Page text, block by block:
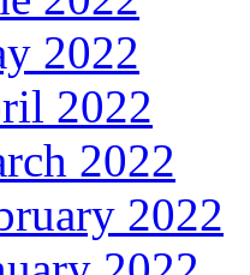
2022
2022
2022
2022